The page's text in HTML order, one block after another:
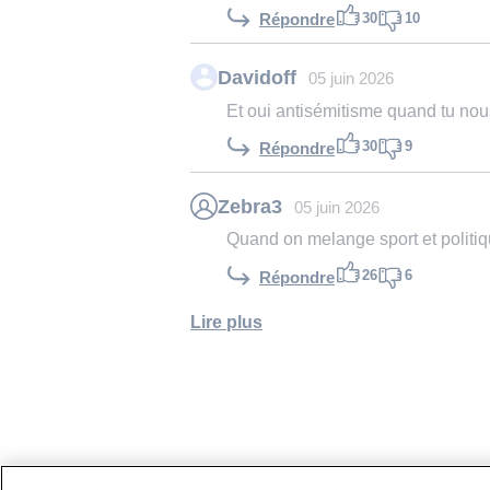
Répondre 30 10
Davidoff 05 juin 2026
Et oui antisémitisme quand tu
Répondre 30 9
Zebra3 05 juin 2026
Quand on melange sport et
Répondre 26 6
Lire plus